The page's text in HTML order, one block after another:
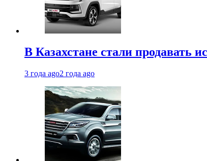
В Казахстане стали продавать
3 года ago2 года ago